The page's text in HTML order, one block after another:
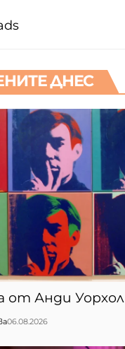
ДНЕС
от Анди Уорхол
06.08.2026